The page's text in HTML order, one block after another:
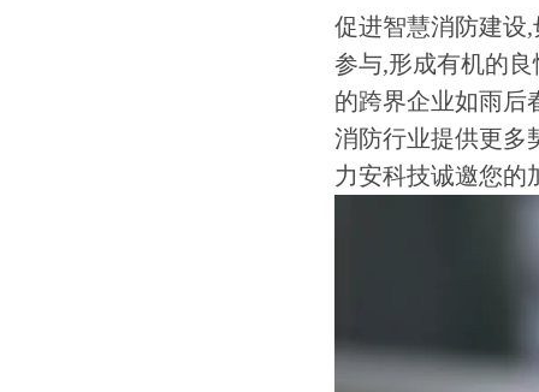
促进智慧消防建设
参与,形成有机的
的跨界企业如雨后
消防行业提供更多
力安科技诚邀您的